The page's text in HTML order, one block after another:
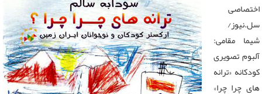
اختصاصی
سل.نیوز/
شیما مقامی:
آلبوم تصویری
کودکانه «ترانه
های چرا چرا»